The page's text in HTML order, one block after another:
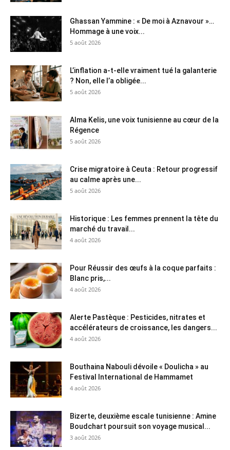
Ghassan Yammine : « De moi à Aznavour »…
Hommage à une voix...
5 août 2026
L’inflation a-t-elle vraiment tué la galanterie
? Non, elle l’a obligée...
5 août 2026
Alma Kelis, une voix tunisienne au cœur de la
Régence
5 août 2026
Crise migratoire à Ceuta : Retour progressif
au calme après une...
5 août 2026
Historique : Les femmes prennent la tête du
marché du travail...
4 août 2026
Pour Réussir des œufs à la coque parfaits :
Blanc pris,...
4 août 2026
Alerte Pastèque : Pesticides, nitrates et
accélérateurs de croissance, les dangers...
4 août 2026
Bouthaina Nabouli dévoile « Doulicha » au
Festival International de Hammamet
4 août 2026
Bizerte, deuxième escale tunisienne : Amine
Boudchart poursuit son voyage musical...
3 août 2026